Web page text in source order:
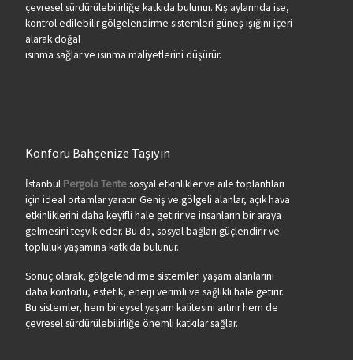
çevresel sürdürülebilirliğe katkıda bulunur. Kış aylarında ise,
kontrol edilebilir gölgelendirme sistemleri güneş ışığını içeri
alarak doğal
ısınma sağlar ve ısınma maliyetlerini düşürür.
Konforu Bahçenize Taşıyın
İstanbul Pergola Tentesosyal etkinlikler ve aile toplantıları
için ideal ortamlar yaratır. Geniş ve gölgeli alanlar, açık hava
etkinliklerini daha keyifli hale getirir ve insanların bir araya
gelmesini teşvik eder. Bu da, sosyal bağları güçlendirir ve
topluluk yaşamına katkıda bulunur.
Sonuç olarak, gölgelendirme sistemleri yaşam alanlarını
daha konforlu, estetik, enerji verimli ve sağlıklı hale getirir.
Bu sistemler, hem bireysel yaşam kalitesini artırır hem de
çevresel sürdürülebilirliğe önemli katkılar sağlar.